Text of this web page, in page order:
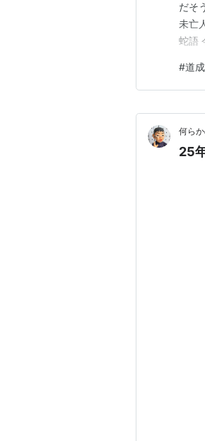
だそ
未亡
蛇語
その
い僧
#道
何ら
25